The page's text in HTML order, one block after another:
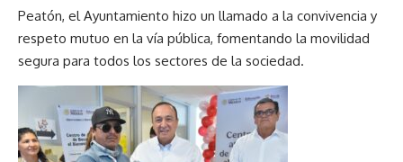
Peatón, el Ayuntamiento hizo un llamado a la convivencia y
respeto mutuo en la vía pública, fomentando la movilidad
segura para todos los sectores de la sociedad.